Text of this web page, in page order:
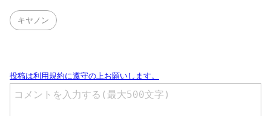
キヤノン